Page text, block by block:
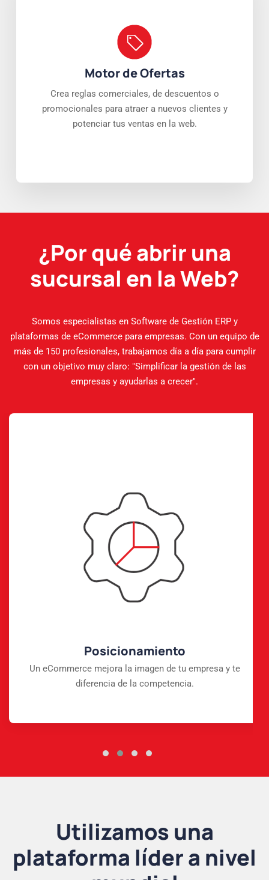
Motor de Ofertas
Crea reglas comerciales, de descuentos o
promocionales para atraer a nuevos clientes y
potenciar tus ventas en la web.
¿Por qué abrir una
sucursal en la Web?
Somos especialistas en Software de Gestión ERP y
plataformas de eCommerce para empresas. Con un equipo de
más de 150 profesionales, trabajamos día a día para cumplir
con un objetivo muy claro: "Simplificar la gestión de las
empresas y ayudarlas a crecer".
Posicionamiento
Un eCommerce mejora la imagen de tu empresa y te
diferencia de la competencia.
Utilizamos una
plataforma líder a nivel